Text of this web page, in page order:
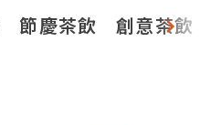
節慶茶飲 創意茶飲